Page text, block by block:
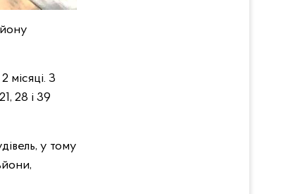
місяці. З
28 і 39
у тому